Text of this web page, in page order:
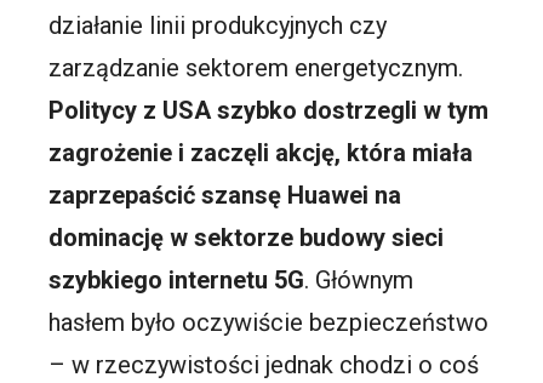
działanie linii produkcyjnych czy
zarządzanie sektorem energetycznym.
Politycy z USA szybko dostrzegli w tym
zagrożenie i zaczęli akcję, która miała
zaprzepaścić szansę Huawei na
dominację w sektorze budowy sieci
szybkiego internetu 5G. Głównym
hasłem było oczywiście bezpieczeństwo
– w rzeczywistości jednak chodzi o coś